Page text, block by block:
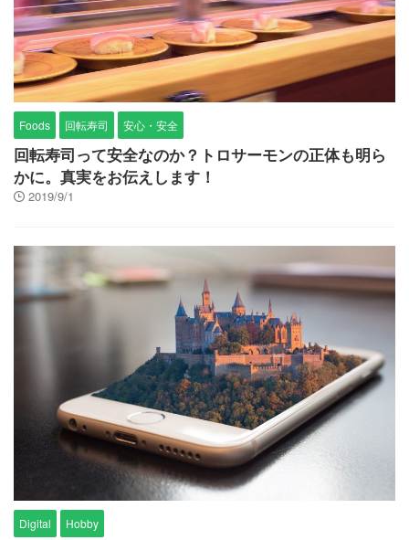
Foods 回転寿司 安心・安全
回転寿司って安全なのか？トロサーモンの正体も明ら
かに。真実をお伝えします！
2019/9/1
Digital Hobby